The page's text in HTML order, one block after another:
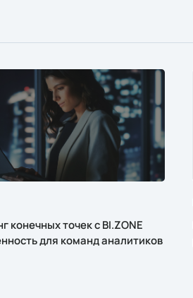
конечных точек с BI.ZONE
для команд аналитиков